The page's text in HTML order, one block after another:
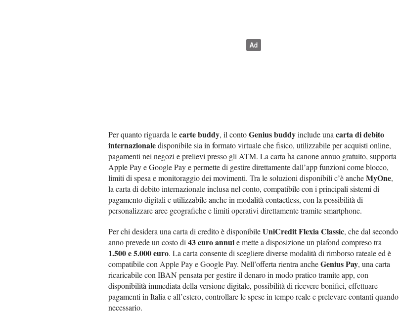
Per quanto riguarda lecarte buddy, il contoGenius buddyinclude una carta di debito
internazionaledisponibile sia in formato virtuale che fisico, utilizzabile per acquisti online,
pagamenti nei negozi e prelievi presso gli ATM. La carta ha canone annuo gratuito, supporta
Apple Pay e Google Pay e permette di gestire direttamente dall’app funzioni come blocco,
limiti di spesa e monitoraggio dei movimenti. Tra le soluzioni disponibili c’è ancheMyOne,
la carta di debito internazionale inclusa nel conto, compatibile con i principali sistemi di
pagamento digitali e utilizzabile anche in modalità contactless, con la possibilità di
personalizzare aree geografiche e limiti operativi direttamente tramite smartphone.
Per chi desidera una carta di credito è disponibileUniCredit Flexia Classic, che dal secondo
anno prevede un costo di 43 euro annuie mette a disposizione un plafond compreso tra
1.500 e 5.000 euro. La carta consente di scegliere diverse modalità di rimborso rateale ed è
compatibile con Apple Pay e Google Pay. Nell’offerta rientra ancheGenius Pay, una carta
ricaricabile con IBAN pensata per gestire il denaro in modo pratico tramite app, con
disponibilità immediata della versione digitale, possibilità di ricevere bonifici, effettuare
pagamenti in Italia e all’estero, controllare le spese in tempo reale e prelevare contanti quando
necessario.